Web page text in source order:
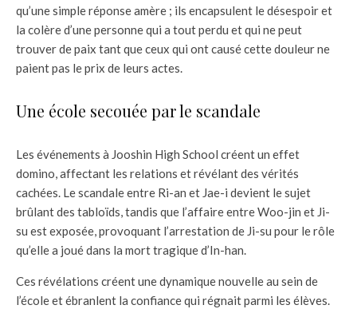
qu’une simple réponse amère ; ils encapsulent le désespoir et
la colère d’une personne qui a tout perdu et qui ne peut
trouver de paix tant que ceux qui ont causé cette douleur ne
paient pas le prix de leurs actes.
Une école secouée par le scandale
Les événements à Jooshin High School créent un effet
domino, affectant les relations et révélant des vérités
cachées. Le scandale entre Ri-an et Jae-i devient le sujet
brûlant des tabloïds, tandis que l’affaire entre Woo-jin et Ji-
su est exposée, provoquant l’arrestation de Ji-su pour le rôle
qu’elle a joué dans la mort tragique d’In-han.
Ces révélations créent une dynamique nouvelle au sein de
l’école et ébranlent la confiance qui régnait parmi les élèves.